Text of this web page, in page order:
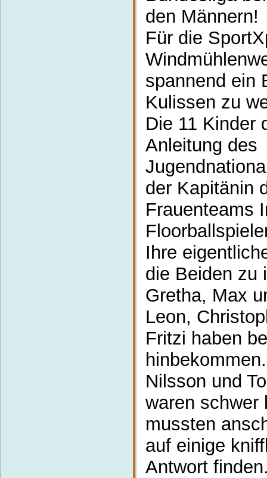
den Männern!
Für die
spannend ein
Kulissen zu
Die 11 Kinder
Anleitung des
der Kapitänin
Frauenteams
Ihre
die Beiden zu
Gretha, Max
Leon,
Fritzi haben
Nilsson und
waren schwer
mussten
auf einige
Antwort